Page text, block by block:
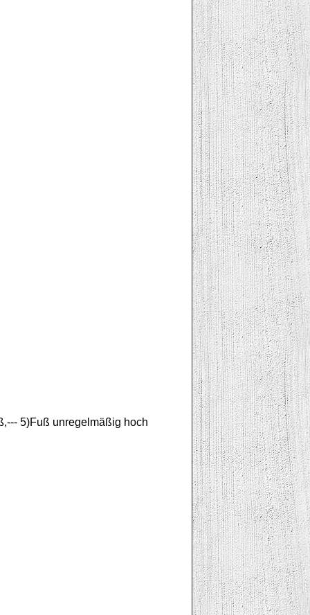
5)Fuß unregelmäßig hoch